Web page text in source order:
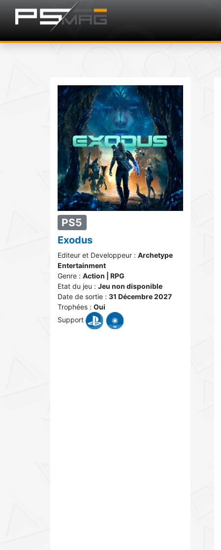
PS5
Exodus
Editeur et Developpeur : Archetype
Entertainment
Genre : Action | RPG
Etat du jeu : Jeu non disponible
Date de sortie : 31 Décembre 2027
Trophées : Oui
Support